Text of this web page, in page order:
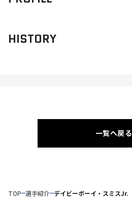
HISTORY
一覧へ戻る
TOP 選手紹介 デイビーボーイ・スミスJr.